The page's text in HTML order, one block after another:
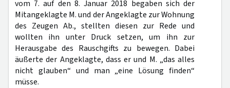
vom 7. auf den 8. Januar 2018 begaben sich der
Mitangeklagte M. und der Angeklagte zur Wohnung
des Zeugen Ab., stellten diesen zur Rede und
wollten ihn unter Druck setzen, um ihn zur
Herausgabe des Rauschgifts zu bewegen. Dabei
äußerte der Angeklagte, dass er und M. „das alles
nicht glauben“ und man „eine Lösung finden“
müsse.